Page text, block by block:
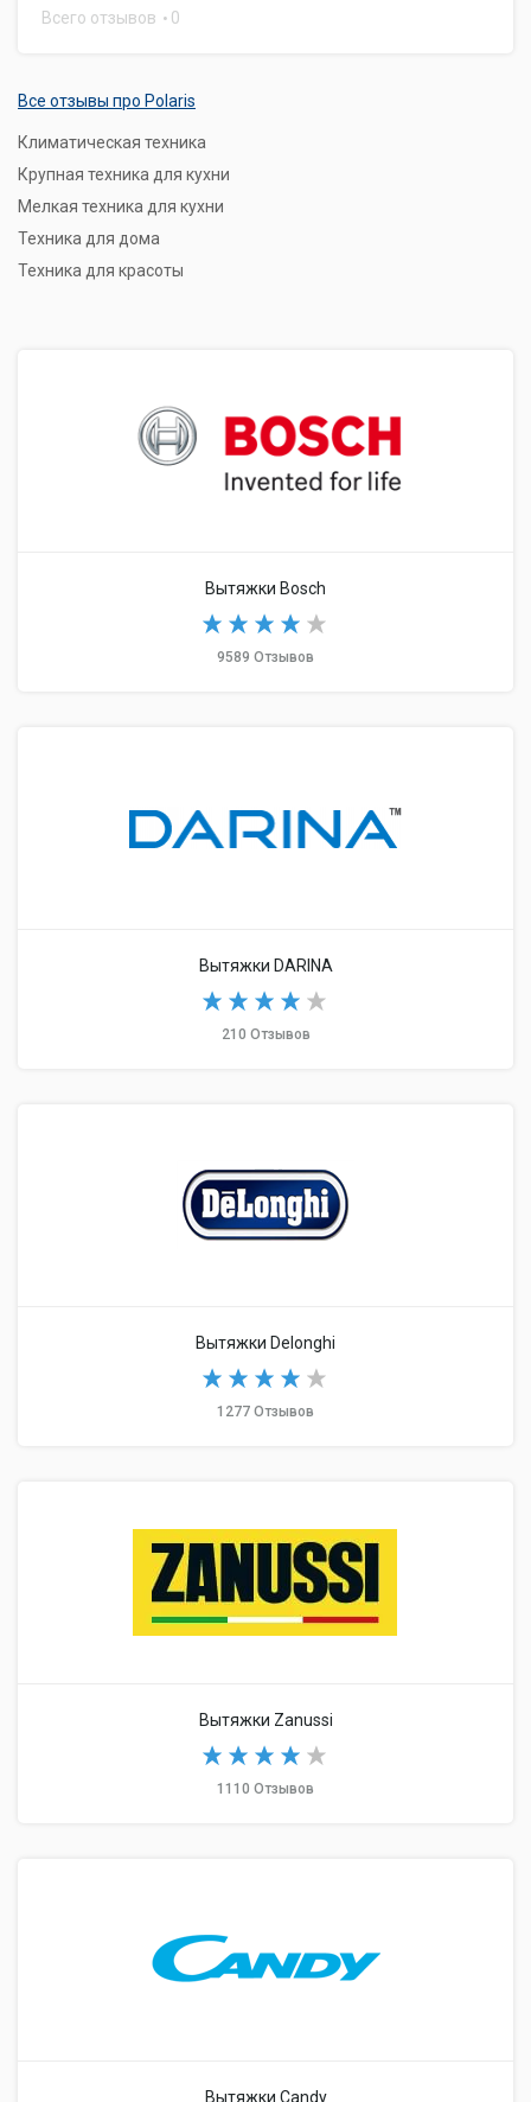
Всего отзывов 0
Все отзывы про Polaris
Климатическая техника
Крупная техника для кухни
Мелкая техника для кухни
Техника для дома
Техника для красоты
Вытяжки Bosch
9589 Отзывов
Вытяжки DARINA
210 Отзывов
Вытяжки Delonghi
1277 Отзывов
Вытяжки Zanussi
1110 Отзывов
Вытяжки Candy